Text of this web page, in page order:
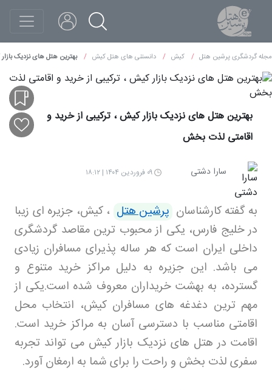
مجله گردشگری پرشین هتل کیش دانستنی های هتل کیش بهترین هتل های نزدیک
بهترین هتل های نزدیک بازار کیش ، ترکیبی از خرید و
اقامتی لذت بخش
سارا دشتی ۰۹ فروردین ۱۴۰۴ | ۱۸:۱۲
به گفته کارشناسان پرشین هتل ، کیش، جزیره ای زیبا
در خلیج فارس، یکی از محبوب ترین مقاصد گردشگری
داخلی ایران است که هر ساله پذیرای مسافران زیادی
می باشد. این جزیره به دلیل مراکز خرید متنوع و
گسترده، به بهشت خریداران معروف شده است.یکی از
مهم ترین دغدغه های مسافران کیش، انتخاب محل
اقامتی مناسب با دسترسی آسان به مراکز خرید است.
اقامت در هتل های نزدیک بازار کیش می تواند تجربه
سفری لذت بخش و راحت را برای شما به ارمغان آورد.